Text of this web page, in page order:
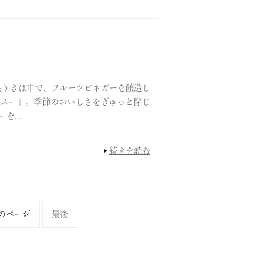
きは市で、フルーツビネガーを醸造し
ー」。季節のおいしさをぎゅっと閉じ
を...
続きを読む
ページ 最後